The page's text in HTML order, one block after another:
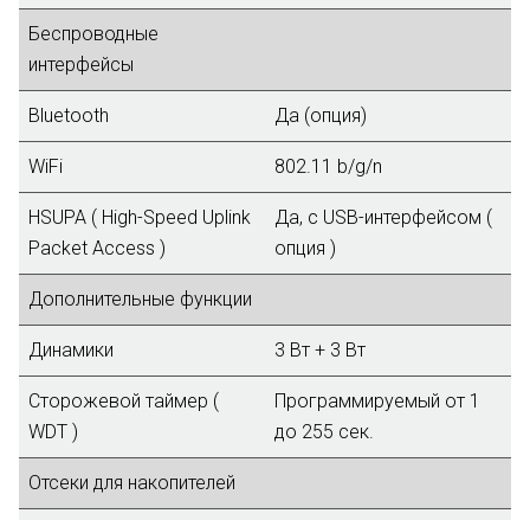
Беспроводные
интерфейсы
Bluetooth Да (опция)
WiFi 802.11 b/g/n
HSUPA ( High-Speed Uplink
Packet Access )
Да, с USB-интерфейсом (
опция )
Дополнительные функции
Динамики 3 Вт + 3 Вт
Сторожевой таймер (
WDT )
Программируемый от 1
до 255 сек.
Отсеки для накопителей